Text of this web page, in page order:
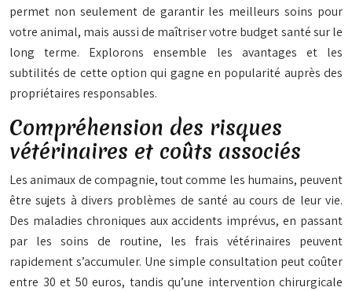
permet non seulement de garantir les meilleurs soins pour
votre animal, mais aussi de maîtriser votre budget santé sur le
long terme. Explorons ensemble les avantages et les
subtilités de cette option qui gagne en popularité auprès des
propriétaires responsables.
Compréhension des risques
vétérinaires et coûts associés
Les animaux de compagnie, tout comme les humains, peuvent
être sujets à divers problèmes de santé au cours de leur vie.
Des maladies chroniques aux accidents imprévus, en passant
par les soins de routine, les frais vétérinaires peuvent
rapidement s’accumuler. Une simple consultation peut coûter
entre 30 et 50 euros, tandis qu’une intervention chirurgicale